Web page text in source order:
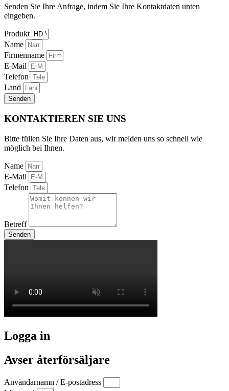
Senden Sie Ihre Anfrage, indem Sie Ihre Kontaktdaten unten
eingeben.
Produkt
Name
Firmenname
E-Mail
Telefon
Land
Senden
KONTAKTIEREN SIE UNS
Bitte füllen Sie Ihre Daten aus, wir melden uns so schnell wie
möglich bei Ihnen.
Name
E-Mail
Telefon
Betreff
Senden
Logga in
Avser återförsäljare
Användarnamn / E-postadress